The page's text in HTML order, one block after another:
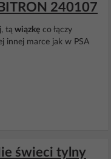
240107
tą wiązkę co łączy
innej marce jak w PSA
świeci tylny